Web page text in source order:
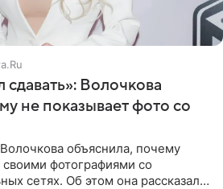
Волочкова
не показывает фото со
объяснила, почему
фотографиями со
сетях. Об этом она рассказала